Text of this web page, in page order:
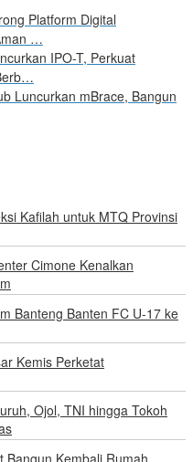
Platform Digital
…
IPO-T, Perkuat
Luncurkan mBrace, Bangun
Kafilah untuk MTQ Provinsi
Cimone Kenalkan
Banteng Banten FC U-17 ke
Kemis Perketat
Ojol, TNI hingga Tokoh